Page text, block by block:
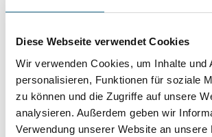
Diese Webseite verwendet Cookies
Wir verwenden Cookies, um Inhalte und
personalisieren, Funktionen für soziale
zu können und die Zugriffe auf unsere
analysieren. Außerdem geben wir
Verwendung unserer Website an unsere
Länge in centimeter
Breite in centimeter